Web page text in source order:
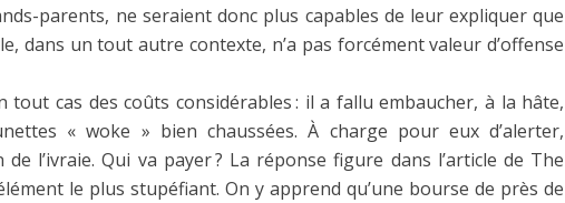
parents, ne seraient donc plus capables de leur expliquer que
dans un tout autre contexte, n’a pas forcément valeur d’offense
tout cas des coûts considérables : il a fallu embaucher, à la hâte,
« woke » bien chaussées. À charge pour eux d’alerter,
l’ivraie. Qui va payer ? La réponse figure dans l’article de The
le plus stupéfiant. On y apprend qu’une bourse de près de